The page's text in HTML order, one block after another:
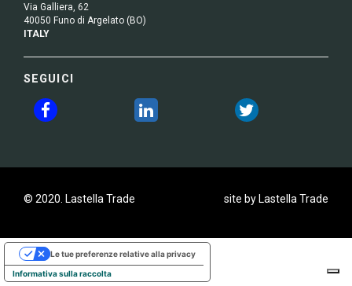
Via Galliera, 62
40050 Funo di Argelato (BO)
ITALY
SEGUICI
© 2020. Lastella Trade site by Lastella Trade
Informativa sulla raccolta
Le tue preferenze relative alla privacy